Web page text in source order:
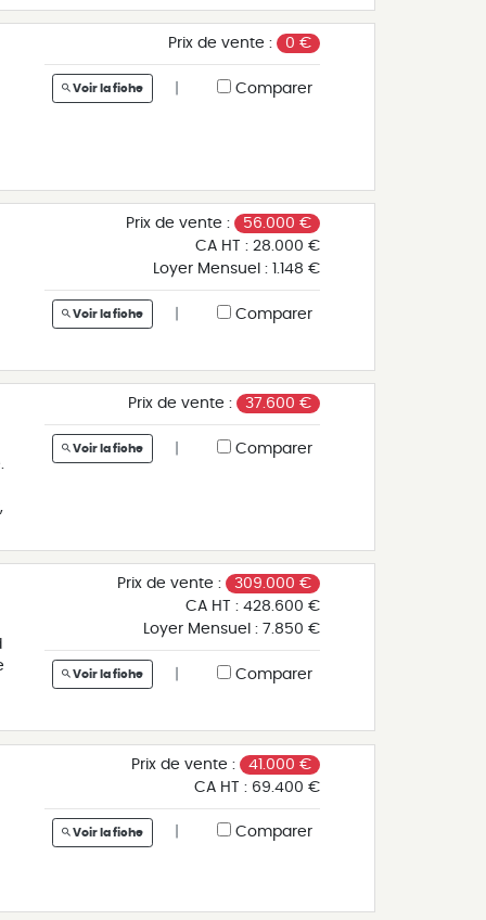
Prix de vente : 0 €
Voir la fiche Comparer
Prix de vente :
56.000 €
CA HT :28.000 €
Loyer Mensuel : 1.148 €
Voir la fiche Comparer
Prix de vente : 37.600 €
Voir la fiche Comparer
Prix de vente : 309.000 €
CA HT :428.600 €
Loyer Mensuel : 7.850 €
Voir la fiche Comparer
Prix de vente : 41.000 €
CA HT : 69.400 €
Voir la fiche Comparer